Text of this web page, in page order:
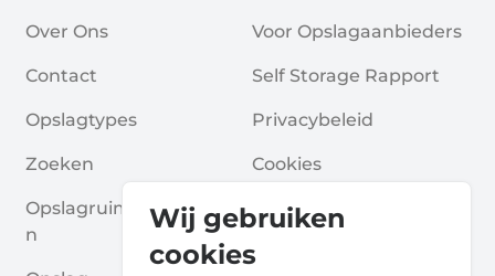
Wij gebruiken
cookies
Over Ons
Contact
Opslagtypes
Zoeken
Opslagruimte Aanvrage
N
Voor Opslagaanbieders
Self Storage Rapport
Privacybeleid
Cookies
Algemene Voorwaarde